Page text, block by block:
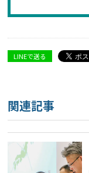
LINEで送る
関連記事